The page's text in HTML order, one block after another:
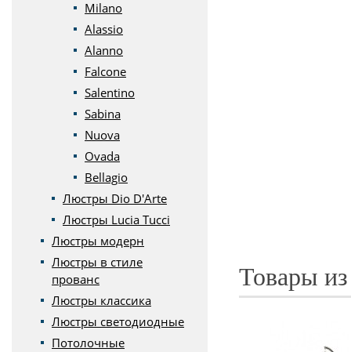
Milano
Alassio
Alanno
Falcone
Salentino
Sabina
Nuova
Ovada
Bellagio
Люстры Dio D'Arte
Люстры Lucia Tucci
Люстры модерн
Люстры в стиле
прованс
Люстры классика
Люстры светодиодные
Потолочные
Товары